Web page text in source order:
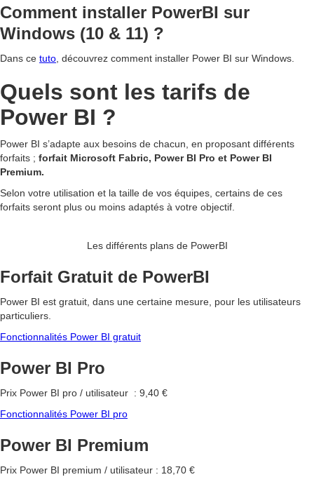
Comment installer PowerBI sur
Windows (10 & 11) ?
Dans ce tuto , découvrez comment installer Power BI sur Windows.
Quels sont les tarifs de
Power BI ?
Power BI s’adapte aux besoins de chacun, en proposant différents
forfaits ; forfait Microsoft Fabric, Power BI Pro et Power BI
Premium.
Selon votre utilisation et la taille de vos équipes, certains de ces
forfaits seront plus ou moins adaptés à votre objectif.
Les différents plans de PowerBI
Forfait Gratuit de PowerBI
Power BI est gratuit, dans une certaine mesure, pour les utilisateurs
particuliers.
Fonctionnalités Power BI gratuit
Power BI Pro
Prix Power BI pro / utilisateur : 9,40 €
Fonctionnalités Power BI pro
Power BI Premium
Prix Power BI premium / utilisateur : 18,70 €